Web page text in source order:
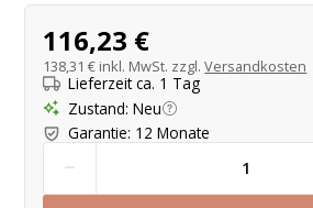
Produktangebot
116,23 €
138,31 € inkl. MwSt. zzgl.Versandkosten
Lieferzeit ca. 1 Tag
Zustand: Neu
Garantie: 12 Monate
-